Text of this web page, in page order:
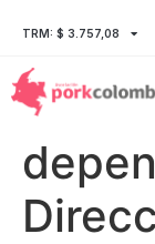
TRM: $ 3.757,08